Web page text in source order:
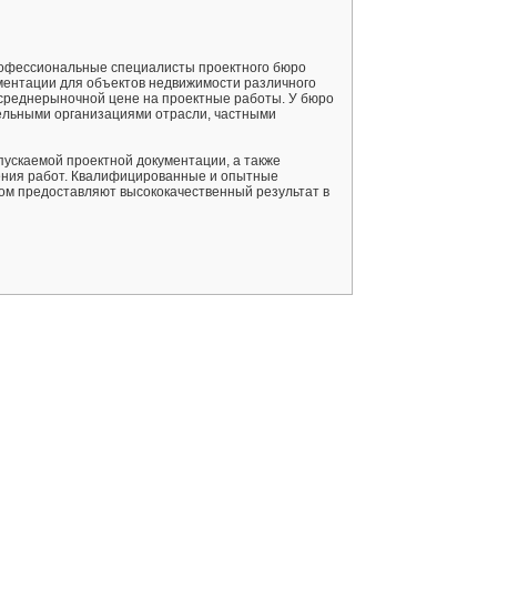
специалисты проектного бюро
для объектов недвижимости различного
цене на проектные работы. У бюро
организациями отрасли, частными
проектной документации, а также
работ. Квалифицированные и опытные
предоставляют высококачественный результат в